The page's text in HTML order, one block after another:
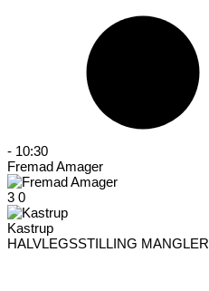
- 10:30
Fremad Amager
3 0
Kastrup
HALVLEGSSTILLING MANGLER